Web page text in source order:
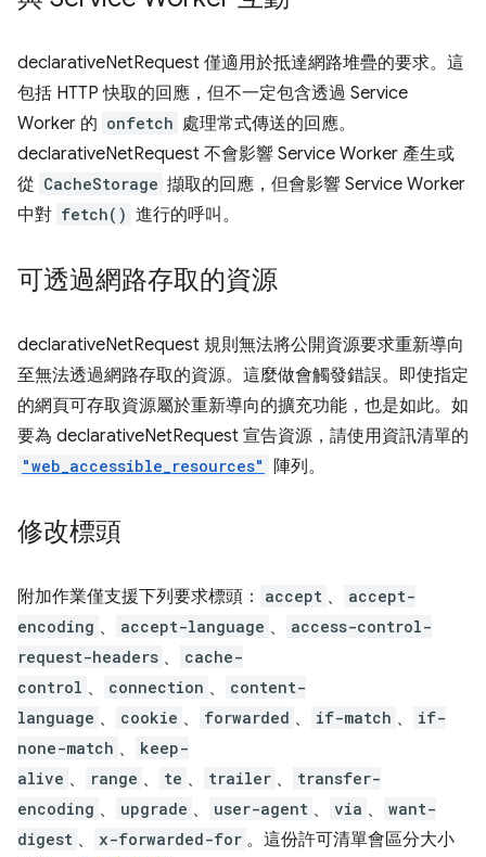
declarativeNetRequest 僅適用於抵達網路堆疊的要求。這
包括 HTTP 快取的回應，但不一定包含透過 Service
Worker 的 onfetch 處理常式傳送的回應。
declarativeNetRequest 不會影響 Service Worker 產生或
從 CacheStorage 擷取的回應，但會影響 Service Worker
中對 fetch() 進行的呼叫。
可透過網路存取的資源
declarativeNetRequest 規則無法將公開資源要求重新導向
至無法透過網路存取的資源。這麼做會觸發錯誤。即使指定
的網頁可存取資源屬於重新導向的擴充功能，也是如此。如
要為 declarativeNetRequest 宣告資源，請使用資訊清單的
"web_accessible_resources" 陣列。
修改標頭
附加作業僅支援下列要求標頭： accept 、
accept-
encoding 、 accept-language 、
access-control-
request-headers 、
cache-
control 、 connection 、
content-
language 、 cookie 、 forwarded 、 if-match 、
if-
none-match 、
keep-
alive 、 range 、 te 、 trailer 、
transfer-
encoding 、 upgrade 、 user-agent 、 via 、
want-
digest 、 x-forwarded-for 。這份許可清單會區分大小